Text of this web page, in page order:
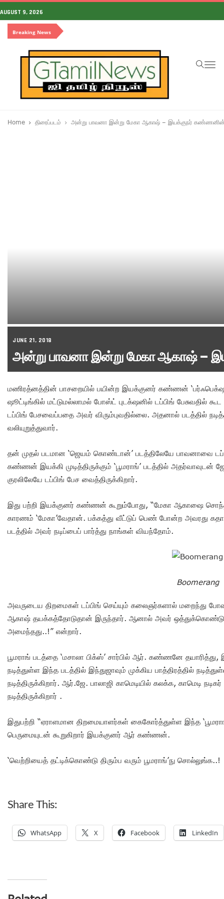
AUGUST 9, 2026
Breaking News
Home திரைப்படம் அன்று பாவனா இன்று மேகா ஆகாஷ் – இயக்குநர்
JUNE 21, 2018
அன்று பாவனா இன்று மேகா ஆகாஷ்
மணிரத்னத்தின் பாசறையில் பயின்ற இயக்குனர் கண்ணன்
ஷூட்டிங்கில் மட்டுமல்லாமல் போஸ்ட் புடக்‌ஷனில் டப்பிங் பேசுவதில் கூட
டப்பிங் பேசவைப்பதை அவர் விரும்புவதில்லை. அதனால் படத்தில்
வலியுறுத்துவார்.
தன் முதல் படமான ‘ஜெயம் கொண்டான்’ படத்திலேயே பாவனாவை
கண்ணன் இயக்கி முடித்திருக்கும் ‘பூமராங்’ படத்தில் அதர்வாவுடன்
குரலிலேயே டப்பிங் பேச வைத்திருக்கிறார்.
இது பற்றி இயக்குனர் கண்ணன் கூறும்போது, “மேகா ஆகாஷை சொந்த
காரணம் ‘மேகா’வேதான். பக்கத்து வீட்டுப் பெண் போன்ற அவரது
படத்தில் அவர் நடிப்பைப் பார்த்து நாங்கள் வியந்தோம்.
Boomerang
அவருடைய திறமைகள் டப்பிங் செய்யும் கலைஞர்களால் மறைந்து
ஆகாஷ் தயக்கத்தோடுதான் இருந்தார். ஆனால் அவர் ஒத்துக்கொண்டு
அமைந்தது..!” என்றார்.
பூமராங் படத்தை ‘மசாலா பிக்ஸ்’ சார்பில் ஆர். கண்ணனே தயாரித்து,
நடித்துள்ள இந்த படத்தில் இந்துஜாவும் முக்கிய பாத்திரத்தில்
நடித்திருக்கிறார். ஆர்.ஜே. பாலாஜி காமெடியில் கலக்க, காமெடி
நடித்திருக்கிறார் .
இதுபற்றி “ஏராளமான திறமையாளர்கள் கைகோர்த்துள்ள இந்த
பெருமையுடன் கூறுகிறார் இயக்குனர் ஆர் கண்ணன்.
‘வெற்றியைத் தட்டிக்கொண்டு திரும்ப வரும் பூமராங்’நு சொல்லுங்க..!
Share This:
WhatsApp X Facebook LinkedIn